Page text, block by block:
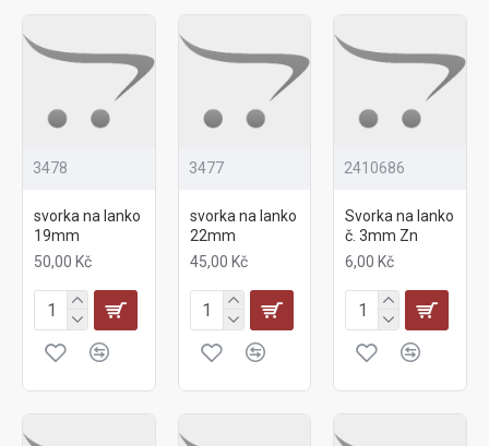
3478
svorka na lanko
19mm
50,00 Kč
3477
svorka na lanko
22mm
45,00 Kč
2410686
Svorka na lanko
č. 3mm Zn
6,00 Kč